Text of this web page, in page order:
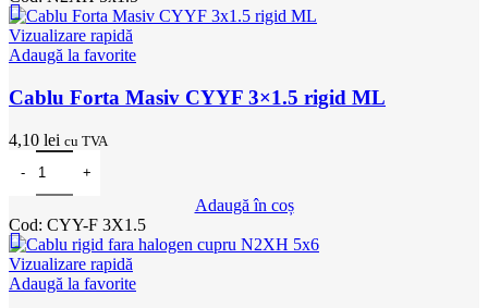
Vizualizare rapidă
Adaugă la favorite
Cablu Forta Masiv CYYF 3×1.5 rigid ML
4,10 lei cu TVA
Cantitate Cablu Forta Masiv CYYF 3x1.5 rigid ML
Adaugă în coș
Cod: CYY-F 3X1.5
Vizualizare rapidă
Adaugă la favorite